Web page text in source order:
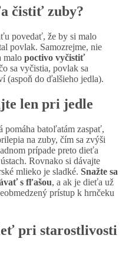
čistiť zuby?
povedať, že by si malo
povlak. Samozrejme, nie
malo poctivo vyčistiť
sa vyčistia, povlak sa
(aspoň do ďalšieho jedla).
len pri jedle
pomáha batoľatám zaspať,
na zuby, čím sa zvýši
prípade preto dieťa
Rovnako si dávajte
mlieko je sladké. Snažte sa
s fľašou, a ak je dieťa už
prístup k hrnčeku
pri starostlivosti